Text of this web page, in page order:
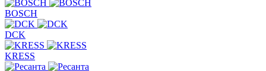
BOSCH
DCK
KRESS